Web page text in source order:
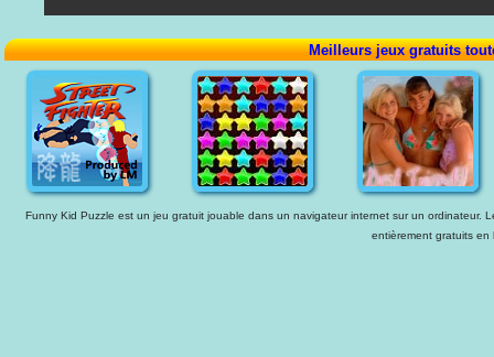
Meilleurs jeux gratuits
Funny Kid Puzzle est un jeu gratuit jouable dans un navigateur internet sur un ordinateur.
entièrement gratuits en